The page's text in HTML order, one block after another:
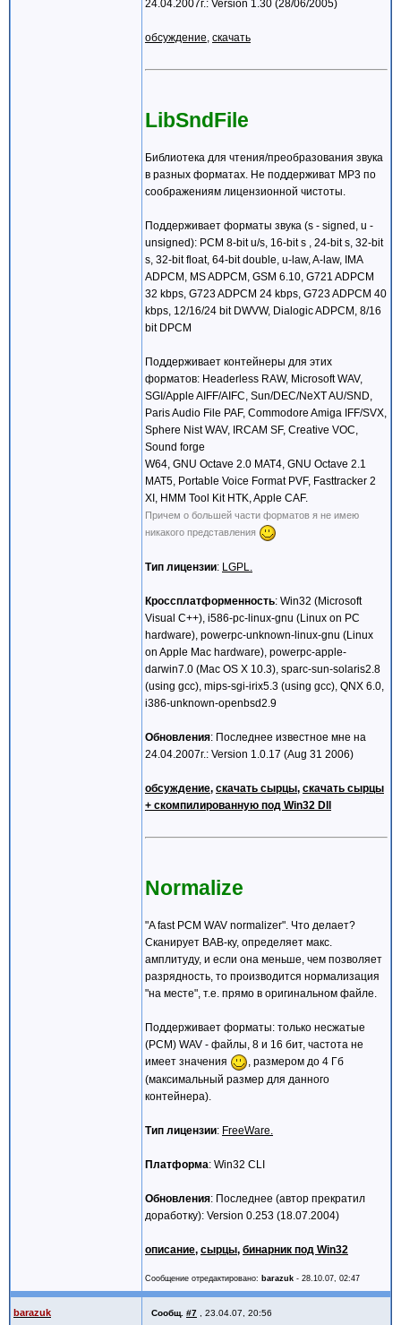
24.04.2007г.: Version 1.30 (28/06/2005)
обсуждение скачать
LibSndFile
Библиотека для чтения/преобразования звука
в разных форматах. Не поддерживат MP3 по
соображениям лицензионной чистоты.
Поддерживает форматы звука (s - signed, u -
unsigned): PCM 8-bit u/s, 16-bit s , 24-bit s, 32-bit
s, 32-bit float, 64-bit double, u-law, A-law, IMA
ADPCM, MS ADPCM, GSM 6.10, G721 ADPCM
32 kbps, G723 ADPCM 24 kbps, G723 ADPCM 40
kbps, 12/16/24 bit DWVW, Dialogic ADPCM, 8/16
bit DPCM
Поддерживает контейнеры для этих
форматов: Headerless RAW, Microsoft WAV,
SGI/Apple AIFF/AIFC, Sun/DEC/NeXT AU/SND,
Paris Audio File PAF, Commodore Amiga IFF/SVX,
Sphere Nist WAV, IRCAM SF, Creative VOC,
Sound forge
W64, GNU Octave 2.0 MAT4, GNU Octave 2.1
MAT5, Portable Voice Format PVF, Fasttracker 2
XI, HMM Tool Kit HTK, Apple CAF.
Причем о большей части форматов я не имею
никакого представления
Тип лицензии: LGPL.
Кроссплатформенность: Win32 (Microsoft
Visual C++), i586-pc-linux-gnu (Linux on PC
hardware), powerpc-unknown-linux-gnu (Linux
on Apple Mac hardware), powerpc-apple-
darwin7.0 (Mac OS X 10.3), sparc-sun-solaris2.8
(using gcc), mips-sgi-irix5.3 (using gcc), QNX 6.0,
i386-unknown-openbsd2.9
Обновления: Последнее известное мне на
24.04.2007г.: Version 1.0.17 (Aug 31 2006)
обсуждение, скачать сырцы, скачать сырцы
+ скомпилированную под Win32 Dll
Normalize
"A fast PCM WAV normalizer". Что делает?
Сканирует ВАВ-ку, определяет макс.
амплитуду, и если она меньше, чем позволяет
разрядность, то производится нормализация
"на месте", т.е. прямо в оригинальном файле.
Поддерживает форматы: только несжатые
(PCM) WAV - файлы, 8 и 16 бит, частота не
имеет значения
, размером до 4 Гб
(максимальный размер для данного
контейнера).
Тип лицензии: FreeWare.
Платформа: Win32 CLI
Обновления: Последнее (автор прекратил
доработку): Version 0.253 (18.07.2004)
описание, сырцы, бинарник под Win32
Сообщение отредактировано: barazuk - 28.10.07, 02:47
barazuk Сообщ. #7 23.04.07, 20:56